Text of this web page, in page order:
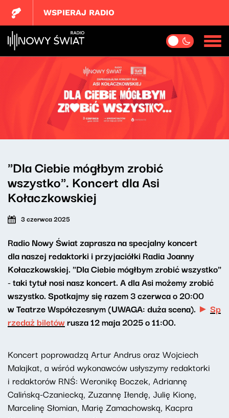
WSPIERAJ RADIO
"Dla Ciebie mógłbym zrobić
wszystko". Koncert dla Asi
Kołaczkowskiej
3 czerwca 2025
Radio Nowy Świat zaprasza na specjalny koncert
dla naszej redaktorki i przyjaciółki Radia Joanny
Kołaczkowskiej. "Dla Ciebie mógłbym zrobić wszystko"
- taki tytuł nosi nasz koncert. A dla Asi możemy zrobić
wszystko. Spotkajmy się razem 3 czerwca o 20:00
w Teatrze Współczesnym (UWAGA: duża scena). ► Sp
rzedaż biletówrusza 12 maja 2025 o 11:00.
Koncert poprowadzą Artur Andrus oraz Wojciech
Malajkat, a wśród wykonawców usłyszymy redaktorki
i redaktorów RNŚ: Weronikę Boczek, Adriannę
Calińską-Czaniecką, Zuzannę Iłendę, Julię Kionę,
Marcelinę Słomian, Marię Zamachowską, Kacpra